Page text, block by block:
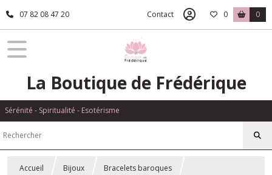
07 82 08 47 20 Contact 0 0
La Boutique de Frédérique
Sérénité - Spiritualité - Esotérisme
Accueil Bijoux Bracelets baroques